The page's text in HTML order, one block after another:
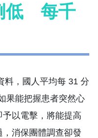
低 每千
料，國人平均每 31 分
果能把握患者突然心
以電擊，將能提高
消保團體調查卻發